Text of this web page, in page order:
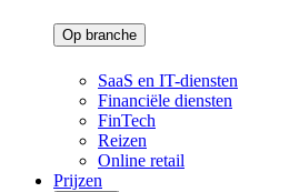
Op branche
SaaS en IT-diensten
Financiële diensten
FinTech
Reizen
Online retail
Prijzen